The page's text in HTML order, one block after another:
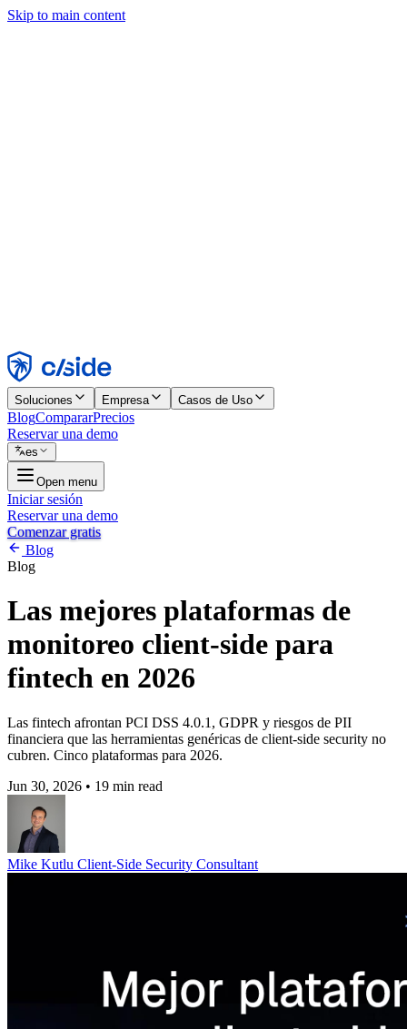
Skip to main content
Rechazar
Soluciones Empresa Casos de Uso
BlogCompararPrecios
Reservar una demo
es
Open menu
Iniciar sesión
Reservar una demo
Comenzar gratis
Blog
Blog
Las mejores plataformas de
monitoreo client-side para
fintech en 2026
Las fintech afrontan PCI DSS 4.0.1, GDPR y riesgos de PII
financiera que las herramientas genéricas de client-side security no
cubren. Cinco plataformas para 2026.
Jun 30, 2026 • 19 min read
Mike Kutlu Client-Side Security Consultant